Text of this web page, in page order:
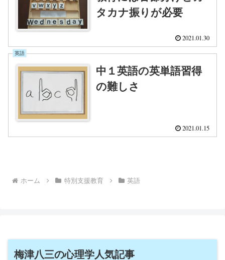
タカナ振りが必要
2021.01.30
英語
中１英語の英単語習得
の難しさ
2021.01.15
ホーム 特別支援教育 英語
梅津八三の心理学人気記事